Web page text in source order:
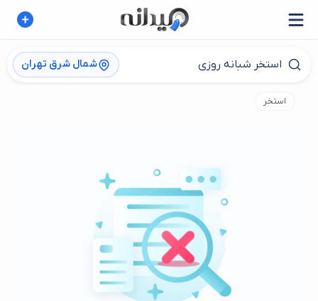
شمال شرق تهران
استخر